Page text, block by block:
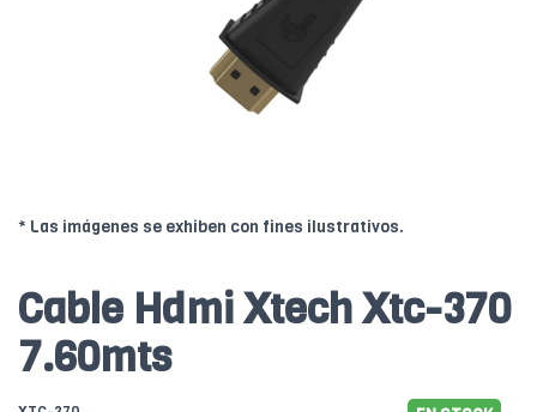
* Las imágenes se exhiben con fines ilustrativos.
Cable Hdmi Xtech Xtc-370
7.60mts